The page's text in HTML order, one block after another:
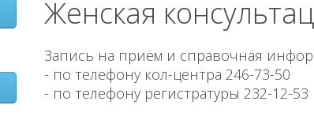
Женская
Запись на приём и справочная
- по телефону кол-центра 246-73-50
- по телефону регистратуры 232-12-53